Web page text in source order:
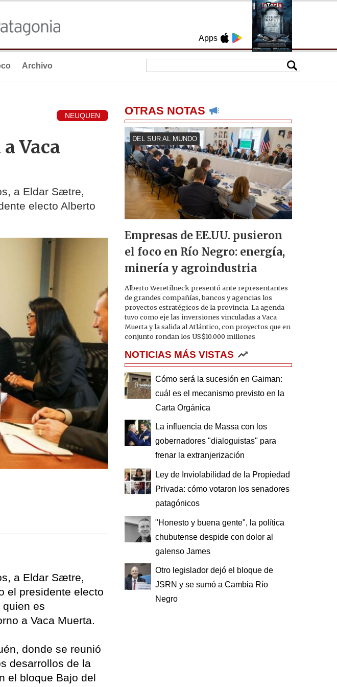
Apps
Archivo
NEUQUEN
Vaca
a Eldar Sætre,
electo Alberto
a Eldar Sætre,
el presidente electo
es
a Vaca Muerta.
donde se reunió
desarrollos de la
el bloque Bajo del
OTRAS NOTAS
DEL SUR AL MUNDO
Empresas de EE.UU. pusieron
el foco en Río Negro: energía,
minería y agroindustria
Alberto Weretilneck presentó ante representantes
de grandes compañías, bancos y agencias los
proyectos estratégicos de la provincia. La agenda
tuvo como eje las inversiones vinculadas a Vaca
Muerta y la salida al Atlántico, con proyectos que en
conjunto rondan los US$10.000 millones
NOTICIAS MÁS VISTAS
Cómo será la sucesión en Gaiman:
cuál es el mecanismo previsto en la
Carta Orgánica
La influencia de Massa con los
gobernadores "dialoguistas" para
frenar la extranjerización
Ley de Inviolabilidad de la Propiedad
Privada: cómo votaron los senadores
patagónicos
"Honesto y buena gente", la política
chubutense despide con dolor al
galenso James
Otro legislador dejó el bloque de
JSRN y se sumó a Cambia Río
Negro